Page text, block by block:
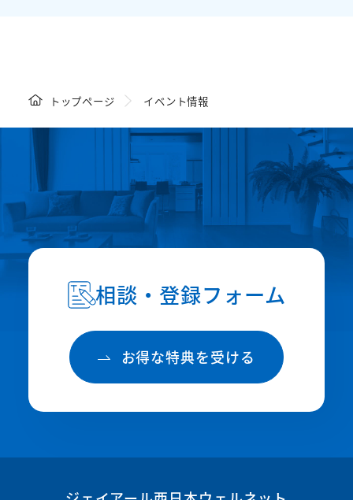
トップページ イベント情報
相談・登録フォーム
お得な特典を受ける